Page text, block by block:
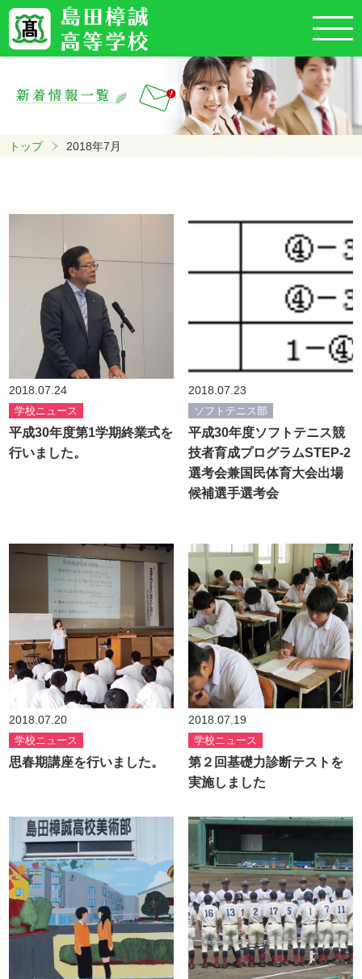
トップ 2018年7月
2018.07.24
学校ニュース
平成30年度第1学期終業式を
行いました。
2018.07.23
ソフトテニス部
平成30年度ソフトテニス競
技者育成プログラムSTEP-2
選考会兼国民体育大会出場
候補選手選考会
2018.07.20
学校ニュース
思春期講座を行いました。
2018.07.19
学校ニュース
第２回基礎力診断テストを
実施しました